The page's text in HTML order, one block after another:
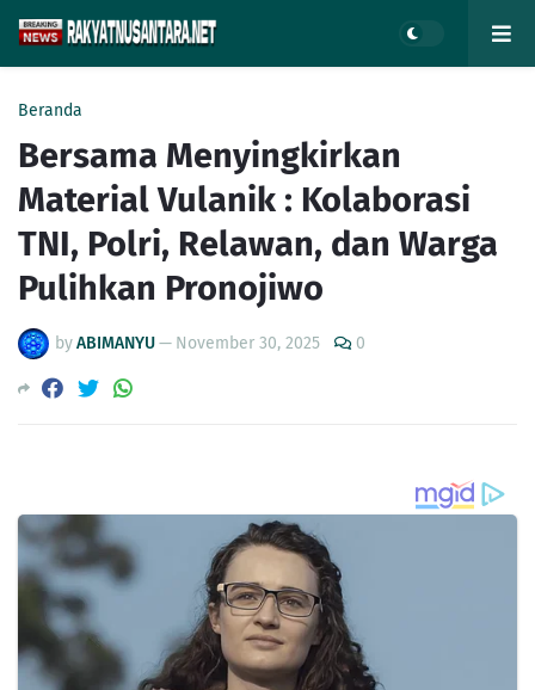
Beranda
Bersama Menyingkirkan
Material Vulanik : Kolaborasi
TNI, Polri, Relawan, dan Warga
Pulihkan Pronojiwo
byABIMANYU— November 30, 2025 0